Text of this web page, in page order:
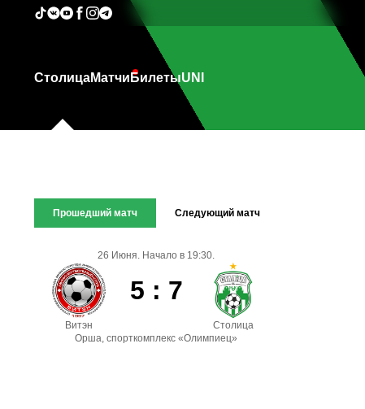
СтолицаМатчи БилетыUNI
Прошедший матч Следующий матч
26 Июня. Начало в 19:30.
5 : 7
Витэн
Столица
Орша, спорткомплекс «Олимпиец»